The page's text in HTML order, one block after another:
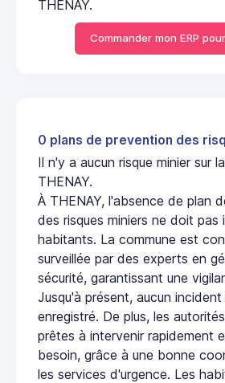
THENAY.
Commander mon ERP
0 plans de prevention des
Il n'y a aucun risque minier sur
THENAY.
À THENAY, l'absence de plan
des risques miniers ne doit pas
habitants. La commune est
surveillée par des experts en
sécurité, garantissant une
Jusqu'à présent, aucun
enregistré. De plus, les
prêtes à intervenir rapidement
besoin, grâce à une bonne
les services d'urgence. Les